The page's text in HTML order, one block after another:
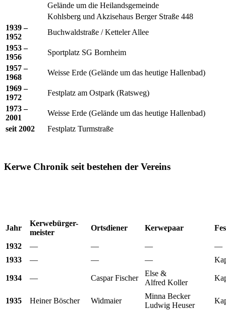
Gelände um die Heilandsgemeinde
Kohlsberg und Akzisehaus Berger Straße 448
1939 –
1952
Buchwaldstraße / Ketteler Allee
1953 –
1956
Sportplatz SG Bornheim
1957 –
1968
Weisse Erde (Gelände um das heutige Hallenbad)
1969 –
1972
Festplatz am Ostpark (Ratsweg)
1973 –
2001
Weisse Erde (Gelände um das heutige Hallenbad)
seit 2002
Festplatz Turmstraße
Kerwe Chronik seit bestehen der Vereins
Jahr
Kerwebürger-
meister
Ortsdiener Kerwepaar F
1932 — — —
—
1933
— — —
1934 — Caspar Fischer
Else &
Alfred Koller
1935 Heiner Böscher Widmaier
Minna Becker
Ludwig Heuser